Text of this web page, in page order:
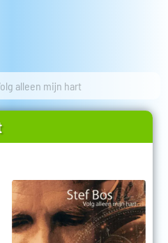
alleen mijn hart